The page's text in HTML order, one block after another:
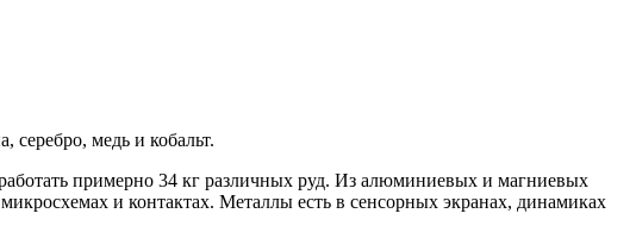
серебро, медь и кобальт.
примерно 34 кг различных руд. Из алюминиевых и магниевых
и контактах. Металлы есть в сенсорных экранах, динамиках